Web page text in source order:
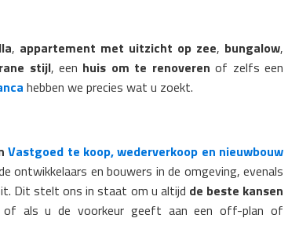
, appartement met uitzicht op zee, bungalow,
stijl, een huis om te renoveren of zelfs een
hebben we precies wat u zoekt.
Vastgoed te koop, wederverkoop en nieuwbouw
ontwikkelaars en bouwers in de omgeving, evenals
Dit stelt ons in staat om u altijd de beste kansen
als u de voorkeur geeft aan een off-plan of